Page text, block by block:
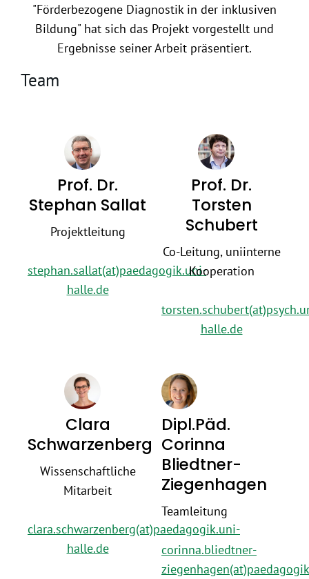
"Förderbezogene Diagnostik in der inklusiven
Bildung" hat sich das Projekt vorgestellt und
Ergebnisse seiner Arbeit präsentiert.
Team
Prof. Dr.
Stephan Sallat
Projektleitung
stephan.sallat(at)paedagogik.uni-
halle.de
Prof. Dr.
Torsten
Schubert
Co-Leitung, uniinterne
Kooperation
halle.de
Clara
Schwarzenberg
Wissenschaftliche
Mitarbeit
clara.schwarzenberg(at)paedagogik.uni-
halle.de
Dipl.Päd.
Corinna
Bliedtner-
Ziegenhagen
Teamleitung
corinna.bliedtner-